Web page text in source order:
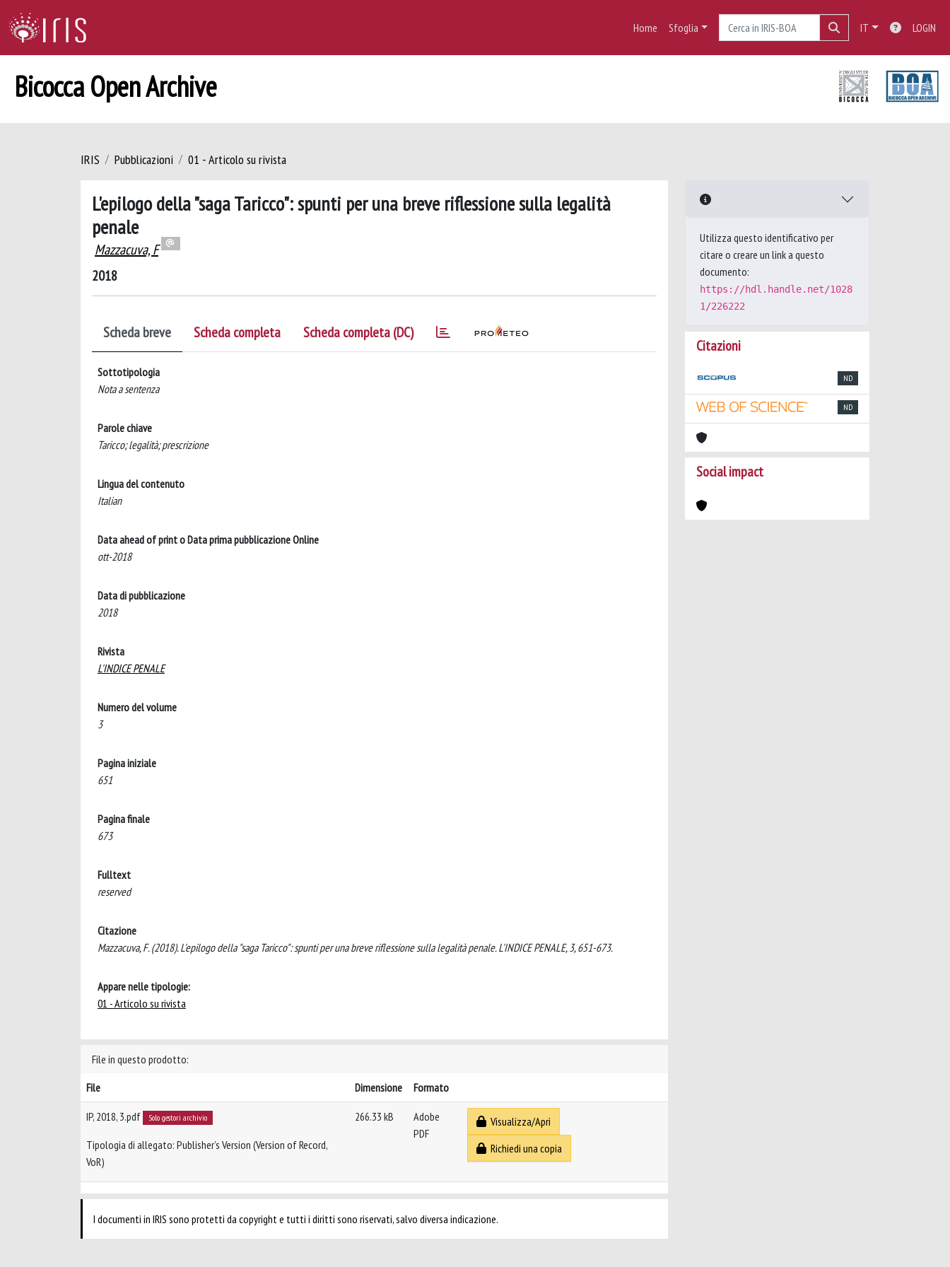
Home Sfoglia IT LOGIN
Bicocca Open Archive
IRIS Pubblicazioni 01 - Articolo su rivista
L'epilogo della "saga Taricco": spunti per una breve riflessione sulla legalità
penale
Mazzacuva, F
2018
Scheda breve Scheda completa Scheda completa (DC)
Sottotipologia
Nota a sentenza
Parole chiave
Taricco; legalità; prescrizione
Lingua del contenuto
Italian
Data ahead of print o Data prima pubblicazione Online
ott-2018
Data di pubblicazione
2018
Rivista
L'INDICE PENALE
Numero del volume
3
Pagina iniziale
651
Pagina finale
673
Fulltext
reserved
Citazione
Mazzacuva, F. (2018). L'epilogo della "saga Taricco": spunti per una breve riflessione sulla legalità penale. L'INDICE PENALE, 3, 651-673.
Appare nelle tipologie:
01 - Articolo su rivista
File in questo prodotto:
File
Dimensione Formato
IP, 2018, 3.pdf Solo gestori archivio
Tipologia di allegato: Publisher’s Version (Version of Record,
VoR)
266.33 kB
Adobe
PDF
Visualizza/Apri
Richiedi una copia
I documenti in IRIS sono protetti da copyright e tutti i diritti sono riservati, salvo diversa indicazione.
Utilizza questo identificativo per
citare o creare un link a questo
documento:
https://hdl.handle.net/1028
1/226222
Citazioni
ND
ND
Social impact